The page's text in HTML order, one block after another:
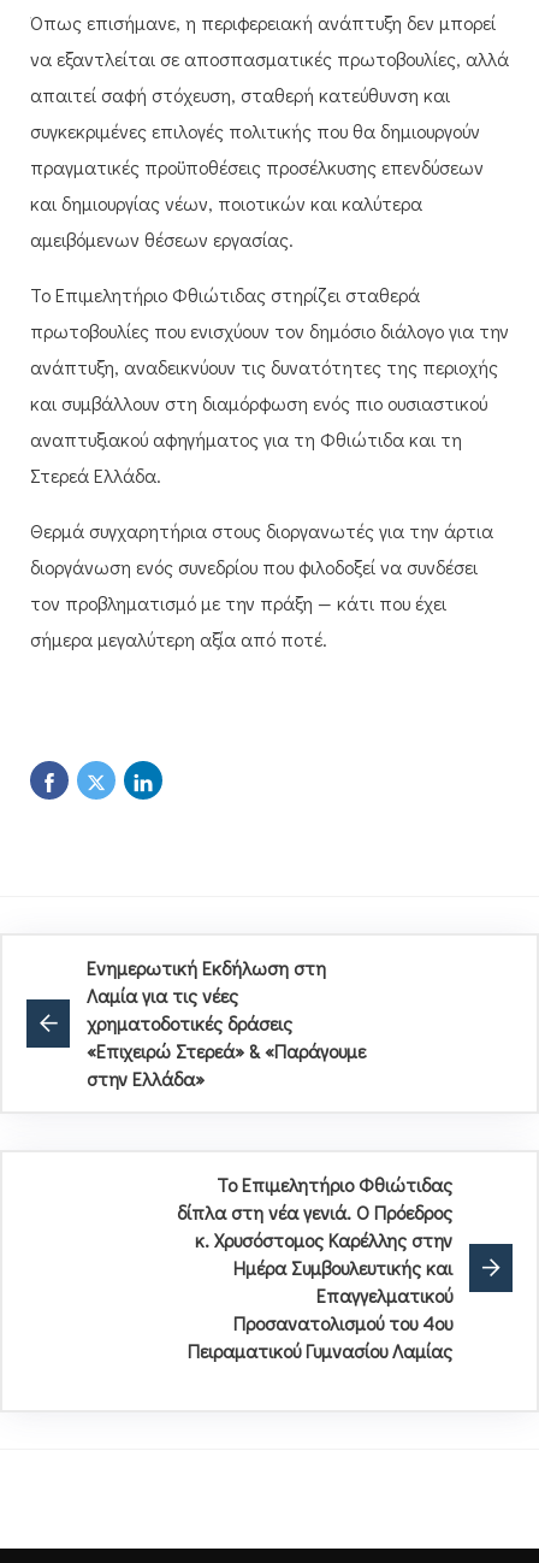
Όπως επισήμανε, η περιφερειακή ανάπτυξη δεν μπορεί
να εξαντλείται σε αποσπασματικές πρωτοβουλίες, αλλά
απαιτεί σαφή στόχευση, σταθερή κατεύθυνση και
συγκεκριμένες επιλογές πολιτικής που θα δημιουργούν
πραγματικές προϋποθέσεις προσέλκυσης επενδύσεων
και δημιουργίας νέων, ποιοτικών και καλύτερα
αμειβόμενων θέσεων εργασίας.
Το Επιμελητήριο Φθιώτιδας στηρίζει σταθερά
πρωτοβουλίες που ενισχύουν τον δημόσιο διάλογο για την
ανάπτυξη, αναδεικνύουν τις δυνατότητες της περιοχής
και συμβάλλουν στη διαμόρφωση ενός πιο ουσιαστικού
αναπτυξιακού αφηγήματος για τη Φθιώτιδα και τη
Στερεά Ελλάδα.
Θερμά συγχαρητήρια στους διοργανωτές για την άρτια
διοργάνωση ενός συνεδρίου που φιλοδοξεί να συνδέσει
τον προβληματισμό με την πράξη — κάτι που έχει
σήμερα μεγαλύτερη αξία από ποτέ.
Ενημερωτική Εκδήλωση στη
Λαμία για τις νέες
χρηματοδοτικές δράσεις
«Επιχειρώ Στερεά» & «Παράγουμε
στην Ελλάδα»
Το Επιμελητήριο Φθιώτιδας
δίπλα στη νέα γενιά. Ο Πρόεδρος
κ. Χρυσόστομος Καρέλλης στην
Ημέρα Συμβουλευτικής και
Επαγγελματικού
Προσανατολισμού του 4ου
Πειραματικού Γυμνασίου Λαμίας